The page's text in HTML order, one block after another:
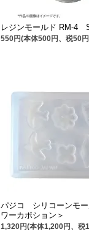
レジンモールド RM-4
550円(本体500円、税50
パジコ シリコーンモー
ワーカボション＞
1,320円(本体1,200円、税